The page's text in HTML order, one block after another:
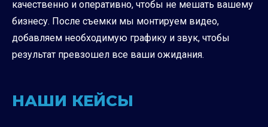
качественно и оперативно, чтобы не мешать вашему
бизнесу. После съемки мы монтируем видео,
добавляем необходимую графику и звук, чтобы
результат превзошел все ваши ожидания.
НАШИ КЕЙСЫ